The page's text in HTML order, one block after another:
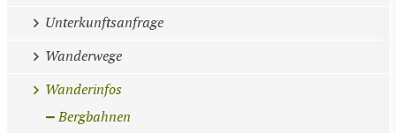
Unterkunftsanfrage
Wanderwege
Wanderinfos
Bergbahnen